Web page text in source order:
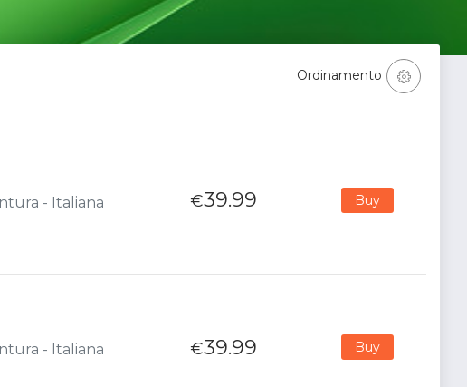
Ordinamento
- Italiana
€39.99 Buy
- Italiana
€39.99 Buy